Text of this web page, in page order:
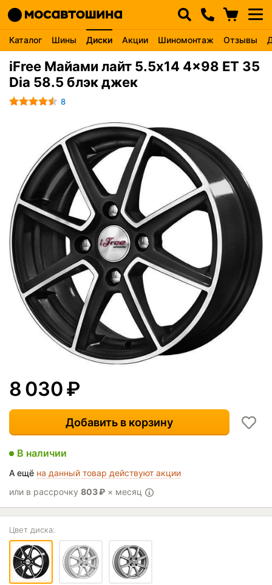
Каталог Шины Диски Акции Шиномонтаж Отзывы
iFree Майами лайт 5.5x14 4x98 ET 35
Dia 58.5 блэк джек
8
8 030₽
Добавить в корзину
В наличии
А ещё на данный товар действуют акции
или в рассрочку 803₽ × месяц
Цвет диска: